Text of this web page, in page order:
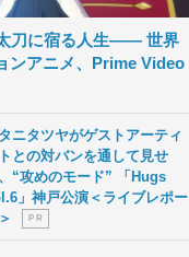
刀に宿る人生―― 世界
ンアニメ、Prime Video
ニタツヤがゲストアーティ
との対バンを通して見せ
“攻めのモード” 「Hugs
」神戸公演＜ライブレポー
P R